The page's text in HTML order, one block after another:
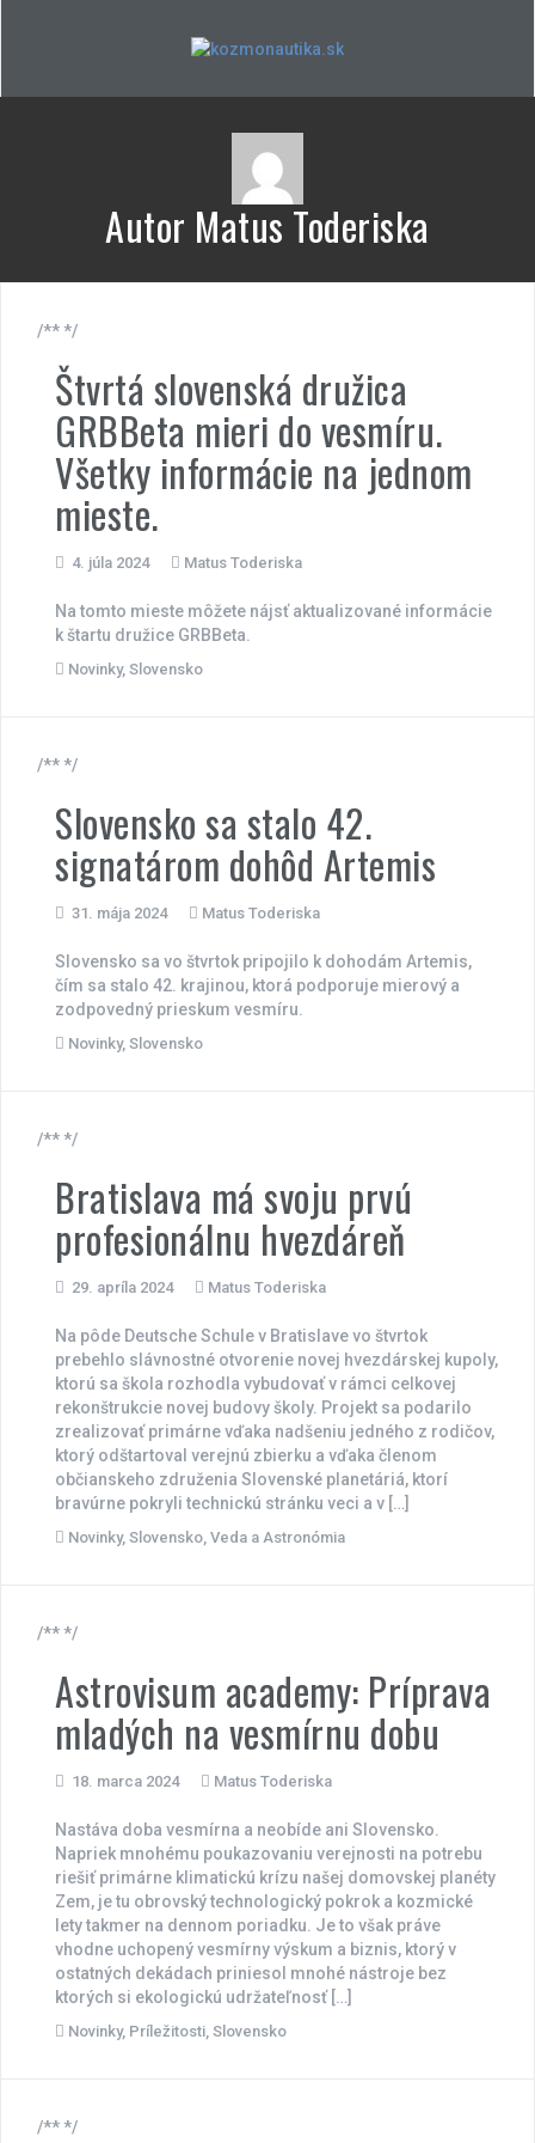
Autor Matus Toderiska
/** */
Štvrtá slovenská družica
GRBBeta mieri do vesmíru.
Všetky informácie na jednom
mieste.
4. júla 2024 Matus Toderiska
Na tomto mieste môžete nájsť aktualizované informácie
k štartu družice GRBBeta.
Novinky, Slovensko
/** */
Slovensko sa stalo 42.
signatárom dohôd Artemis
31. mája 2024 Matus Toderiska
Slovensko sa vo štvrtok pripojilo k dohodám Artemis,
čím sa stalo 42. krajinou, ktorá podporuje mierový a
zodpovedný prieskum vesmíru.
Novinky, Slovensko
/** */
Bratislava má svoju prvú
profesionálnu hvezdáreň
29. apríla 2024 Matus Toderiska
Na pôde Deutsche Schule v Bratislave vo štvrtok
prebehlo slávnostné otvorenie novej hvezdárskej kupoly,
ktorú sa škola rozhodla vybudovať v rámci celkovej
rekonštrukcie novej budovy školy. Projekt sa podarilo
zrealizovať primárne vďaka nadšeniu jedného z rodičov,
ktorý odštartoval verejnú zbierku a vďaka členom
občianskeho združenia Slovenské planetáriá, ktorí
bravúrne pokryli technickú stránku veci a v […]
Novinky, Slovensko, Veda a Astronómia
/** */
Astrovisum academy: Príprava
mladých na vesmírnu dobu
18. marca 2024 Matus Toderiska
Nastáva doba vesmírna a neobíde ani Slovensko.
Napriek mnohému poukazovaniu verejnosti na potrebu
riešiť primárne klimatickú krízu našej domovskej planéty
Zem, je tu obrovský technologický pokrok a kozmické
lety takmer na dennom poriadku. Je to však práve
vhodne uchopený vesmírny výskum a biznis, ktorý v
ostatných dekádach priniesol mnohé nástroje bez
ktorých si ekologickú udržateľnosť […]
Novinky, Príležitosti, Slovensko
/** */